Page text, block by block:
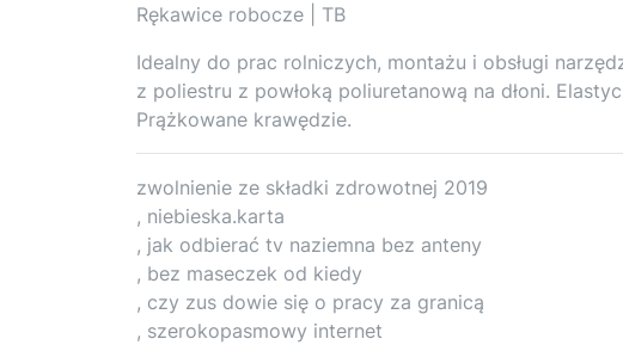
Rękawice robocze | TB
Idealny do prac rolniczych, montażu i obsługi
z poliestru z powłoką poliuretanową na dłoni.
Prążkowane krawędzie.
zwolnienie ze składki zdrowotnej 2019
, niebieska.karta
, jak odbierać tv naziemna bez anteny
, bez maseczek od kiedy
, czy zus dowie się o pracy za granicą
, szerokopasmowy internet